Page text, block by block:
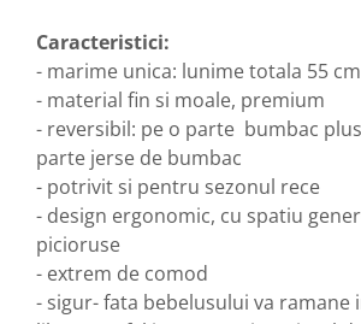
Caracteristici:
- marime unica: lunime totala 55 cm
- material fin si moale, premium
- reversibil: pe o parte bumbac
parte jerse de bumbac
- potrivit si pentru sezonul rece
- design ergonomic, cu spatiu
picioruse
- extrem de comod
- sigur- fata bebelusului va ramane